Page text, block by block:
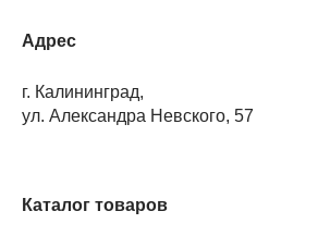
Адрес
г. Калининград,
ул. Александра Невского, 57
Каталог товаров